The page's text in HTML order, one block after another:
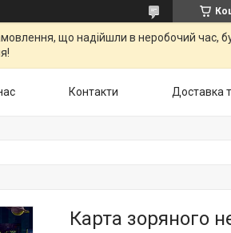
що надійшли в неробочий час,
Контакти Доставка
Карта зоряного